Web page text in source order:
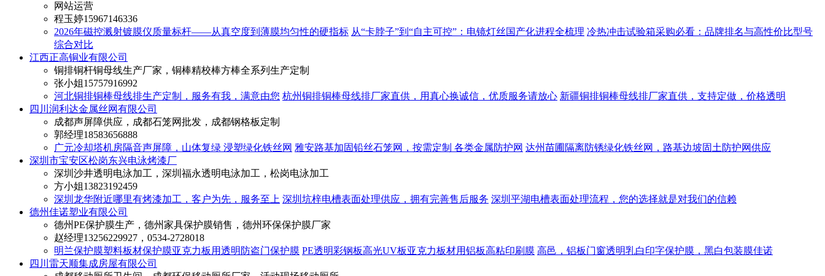
网站运营
程玉婷15967146336
2026年磁控溅射镀膜仪质量标杆——从真空度到薄膜均匀性的硬指标 从“卡脖子”到“自主可控”：电镜灯丝国产化进程全梳理 冷热冲击试验箱采购必看：品牌排名与高性价比型号
综合对比
江西正高铜业有限公司
铜排铜杆铜母线生产厂家，铜棒精校棒方棒全系列生产定制
张小姐15757916992
河北铜排铜棒母线排生产定制，服务有我，满意由您 杭州铜排铜棒母线排厂家直供，用真心换诚信，优质服务请放心 新疆铜排铜棒母线排厂家直供，支持定做，价格透明
四川润利达金属丝网有限公司
成都声屏障供应，成都石笼网批发，成都钢格板定制
郭经理18583656888
广元冷却塔机房隔音声屏障，山体复绿 浸塑绿化铁丝网 雅安路基加固铅丝石笼网，按需定制 各类金属防护网 达州苗圃隔离防锈绿化铁丝网，路基边坡固土防护网供应
深圳市宝安区松岗东兴电泳烤漆厂
深圳沙井透明电泳加工，深圳福永透明电泳加工，松岗电泳加工
方小姐13823192459
深圳龙华附近哪里有烤漆加工，客户为先，服务至上 深圳坑梓电槽表面处理供应，拥有完善售后服务 深圳平湖电槽表面处理流程，您的选择就是对我们的信赖
德州佳诺塑业有限公司
德州PE保护膜生产，德州家具保护膜销售，德州环保保护膜厂家
赵经理13256229927，0534-2728018
明兰保护膜塑料板材保护膜亚克力板用透明防盗门保护膜 PE透明彩钢板高光UV板亚克力板材用铝板高粘印刷膜 高邑，铝板门窗透明乳白印字保护膜，黑白包装膜佳诺
四川雷天顺集成房屋有限公司